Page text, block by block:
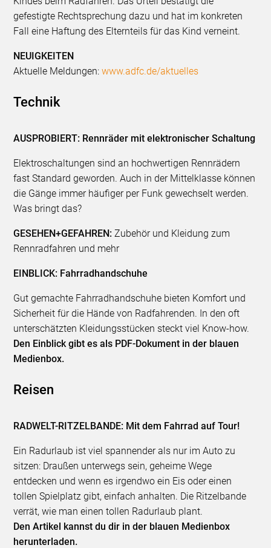
gefestigte Rechtsprechung dazu und hat im konkreten
Fall eine Haftung des Elternteils für das Kind verneint.
NEUIGKEITEN
Aktuelle Meldungen:www.adfc.de/aktuelles
Technik
AUSPROBIERT: Rennräder mit elektronischer Schaltung
Elektroschaltungen sind an hochwertigen Rennrädern
fast Standard geworden. Auch in der Mittelklasse können
die Gänge immer häufiger per Funk gewechselt werden.
Was bringt das?
GESEHEN+GEFAHREN: Zubehör und Kleidung zum
Rennradfahren und mehr
EINBLICK: Fahrradhandschuhe
Gut gemachte Fahrradhandschuhe bieten Komfort und
Sicherheit für die Hände von Radfahrenden. In den oft
unterschätzten Kleidungsstücken steckt viel Know-how.
Den Einblick gibt es als PDF-Dokument in der blauen
Medienbox.
Reisen
RADWELT-RITZELBANDE: Mit dem Fahrrad auf Tour!
Ein Radurlaub ist viel spannender als nur im Auto zu
sitzen: Draußen unterwegs sein, geheime Wege
entdecken und wenn es irgendwo ein Eis oder einen
tollen Spielplatz gibt, einfach anhalten. Die Ritzelbande
verrät, wie man einen tollen Radurlaub plant.
Den Artikel kannst du dir in der blauen Medienbox
herunterladen.